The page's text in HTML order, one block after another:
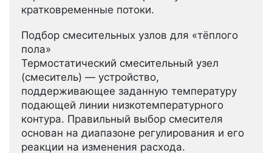
кратковременные потоки.
Подбор смесительных узлов для «тёплого
пола»
Термостатический смесительный узел
(смеситель) — устройство,
поддерживающее заданную температуру
подающей линии низкотемпературного
контура. Правильный выбор смесителя
основан на диапазоне регулирования и его
реакции на изменения расхода.